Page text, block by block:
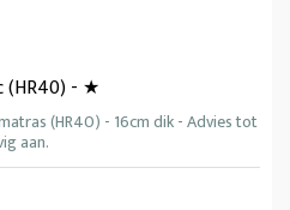
(HR40) - ★
(HR40) - 16cm dik - Advies tot
aan.